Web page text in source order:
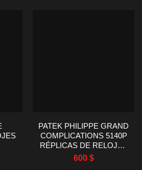
PATEK PHILIPPE GRAND
COMPLICATIONS 5140P
RÉPLICAS DE RELOJES
ESFERA GRIS 39MM
600 $